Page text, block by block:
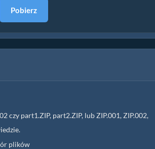
Pobierz
czy part1.ZIP, part2.ZIP, lub ZIP.001, ZIP.002,
plików